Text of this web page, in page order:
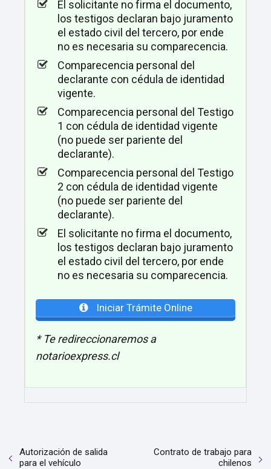
El solicitante no firma el documento,
los testigos declaran bajo juramento
el estado civil del tercero, por ende
no es necesaria su comparecencia.
Comparecencia personal del
declarante con cédula de identidad
vigente.
Comparecencia personal del Testigo
1 con cédula de identidad vigente
(no puede ser pariente del
declarante).
Comparecencia personal del Testigo
2 con cédula de identidad vigente
(no puede ser pariente del
declarante).
El solicitante no firma el documento,
los testigos declaran bajo juramento
el estado civil del tercero, por ende
no es necesaria su comparecencia.
Iniciar Trámite Online
* Te redireccionaremos a
notarioexpress.cl
Autorización de salida
para el vehículo
Contrato de trabajo para
chilenos